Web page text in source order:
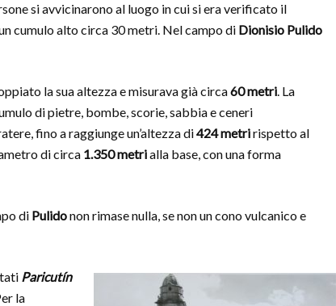
si avvicinarono al luogo in cui si era verificato il
cumulo alto circa 30 metri. Nel campo di Dionisio Pulido
la sua altezza e misurava già circa60 metri. La
di pietre, bombe, scorie, sabbia e ceneri
fino a raggiunge un’altezza di424 metririspetto al
di circa 1.350 metrialla base, con una forma
di Pulidonon rimase nulla, se non un cono vulcanico e
Paricutín
la